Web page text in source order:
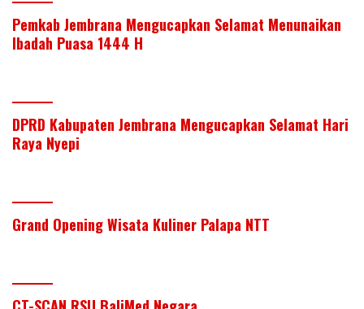
Pemkab Jembrana Mengucapkan Selamat Menunaikan
Ibadah Puasa 1444 H
DPRD Kabupaten Jembrana Mengucapkan Selamat Hari
Raya Nyepi
Grand Opening Wisata Kuliner Palapa NTT